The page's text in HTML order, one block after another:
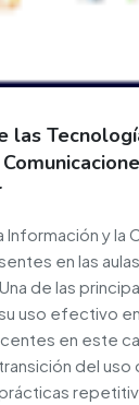
las
Información y la
en las
de las
uso efectivo
en este
del uso